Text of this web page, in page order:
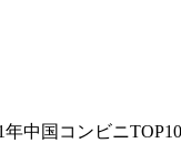
中国コンビニ